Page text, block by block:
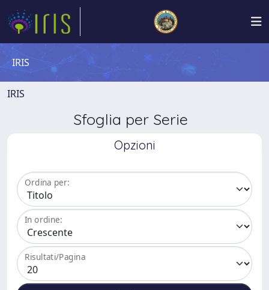
IRIS
IRIS
Sfoglia per Serie
Opzioni
Ordina per:
In ordine:
Risultati/Pagina